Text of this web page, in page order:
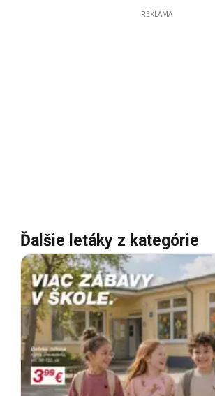
REKLAMA
Ďalšie letáky z kategórie